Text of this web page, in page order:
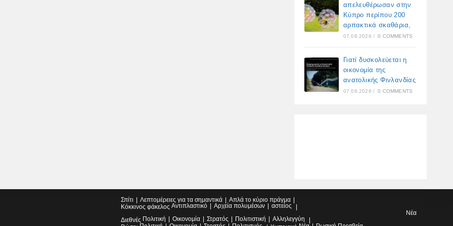
απελευθέρωσαν στην
Κύπρο περίπου 200
αρπακτικά σκαθάρια,
07.08.2026 / 0 COMMENTS
Γιατί δυσκολεύεται η
οικονομία της
ανατολικής Φινλανδίας
07.08.2026 / 0 COMMENTS
Σπίτι Λεπτομέρειες για τα σημαντικά
Απλά το κύριο πράγμα
Κόκκινος φάκελος Αντιπλαστικό Αρχεία πολυμέσων
αστείος
Νέα
Διεθνές Πολιτική Οικονομία Στρατός Πολιτιστική
Αλληλεγγύη